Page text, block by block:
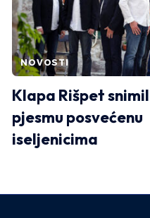
NOVOSTI
Klapa Rišpet
pjesmu posvećenu
iseljenicima